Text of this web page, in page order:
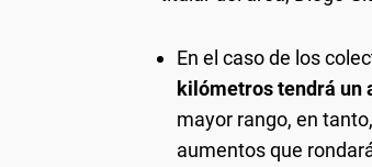
En el caso de los
kilómetros tendrá un
mayor rango, en
aumentos que